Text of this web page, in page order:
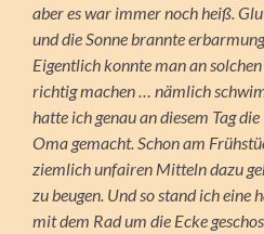
aber es war immer noch heiß.
und die Sonne brannte
Eigentlich konnte man an
richtig machen … nämlich
hatte ich genau an diesem Tag
Oma gemacht. Schon am
ziemlich unfairen Mitteln dazu
zu beugen. Und so stand ich eine
mit dem Rad um die Ecke